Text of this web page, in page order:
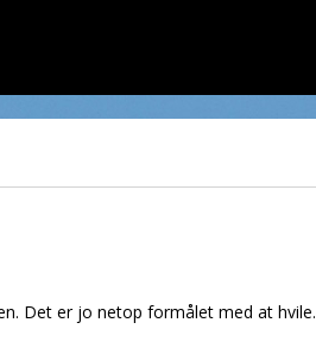
Det er jo netop formålet med at hvile.